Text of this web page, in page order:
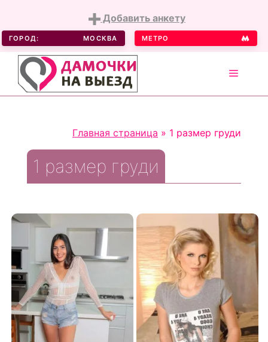
Добавить анкету
ГОРОД: МОСКВА МЕТРО
MENU
Главная страница » 1 размер груди
1 размер груди